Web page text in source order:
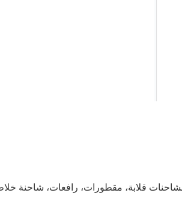
شاحنات قلابة، مقطورات، رافعات، شاحنة